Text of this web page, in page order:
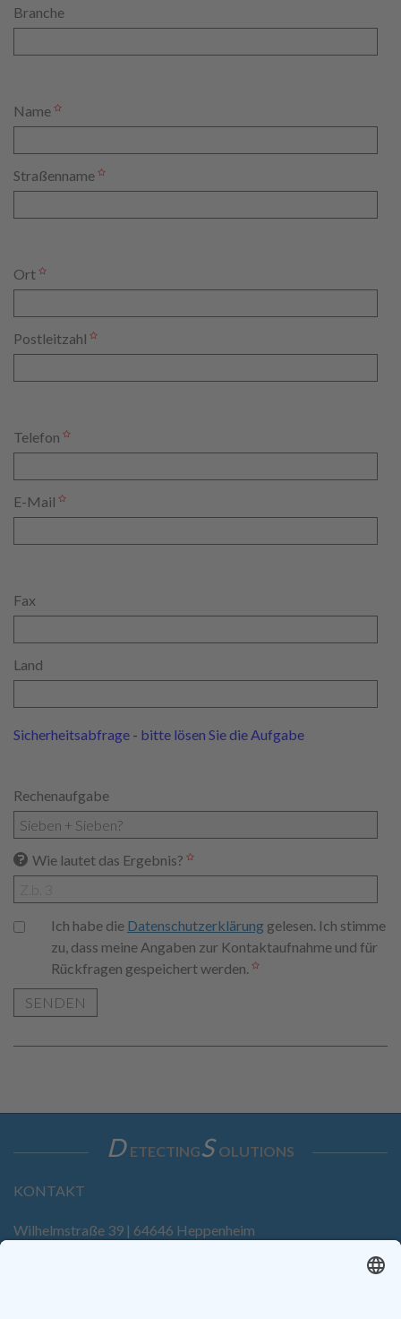
Branche
Name
Straßenname
Ort
Postleitzahl
Telefon
E-Mail
Fax
Land
Sicherheitsabfrage - bitte lösen Sie die Aufgabe
Rechenaufgabe
Wie lautet das Ergebnis?
Ich habe die Datenschutzerklärunggelesen. Ich stimme
zu, dass meine Angaben zur Kontaktaufnahme und für
Rückfragen gespeichert werden.
SENDEN
D ETECTINGS OLUTIONS
KONTAKT
Wilhelmstraße 39 | 64646 Heppenheim